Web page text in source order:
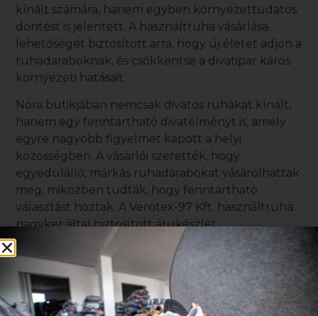
kínált számára, hanem egyben környezettudatos
döntést is jelentett. A használtruha vásárlása
lehetőséget biztosított arra, hogy új életet adjon a
ruhadaraboknak, és csökkentse a divatipar káros
környezeti hatásait.
Nóra butikjában nemcsak divatos ruhákat kínált,
hanem egy fenntartható divatélményt is, amely
egyre nagyobb figyelmet kapott a helyi
közösségben. A vásárlói szerették, hogy
egyedülálló, márkás ruhadarabokat vásárolhattak
meg, miközben tudták, hogy fenntartható
választást hoztak. AVerotex-97 Kft. használtruha
nagyker által biztosított árukészlet
kulcsfontosságú volt abban, hogy Nóra butikja
kitűnjön a versenytársak közül.
Az álom beteljesülése: A